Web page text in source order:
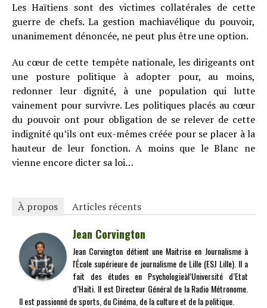
Les Haïtiens sont des victimes collatérales de cette
guerre de chefs. La gestion machiavélique du pouvoir,
unanimement dénoncée, ne peut plus être une option.
Au cœur de cette tempête nationale, les dirigeants ont
une posture politique à adopter pour, au moins,
redonner leur dignité, à une population qui lutte
vainement pour survivre. Les politiques placés au cœur
du pouvoir ont pour obligation de se relever de cette
indignité qu’ils ont eux-mêmes créée pour se placer à la
hauteur de leur fonction. A moins que le Blanc ne
vienne encore dicter sa loi…
À propos Articles récents
Jean Corvington
Jean Corvington détient une Maitrise en Journalisme à
l'École supérieure de journalisme de Lille (ESJ Lille). Il a
fait des études en Psychologieàl’Université d’Etat
d’Haiti. Il est Directeur Général de la Radio Métronome.
Il est passionné de sports, du Cinéma, de la culture et de la politique.